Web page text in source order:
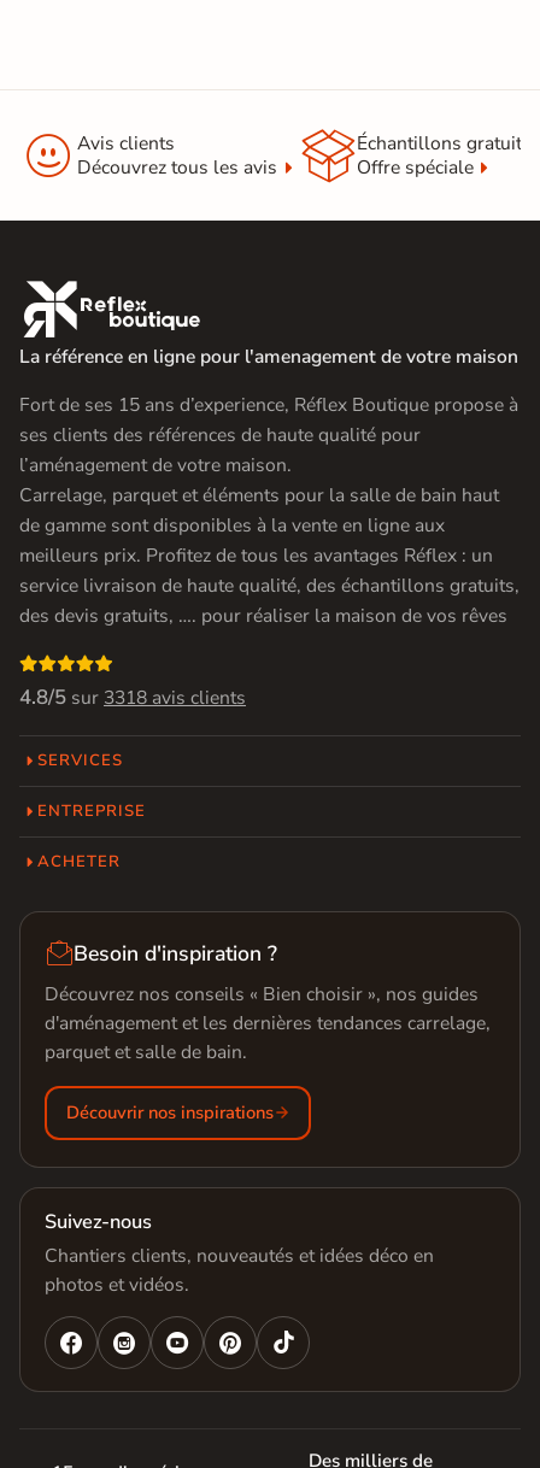
 Avis clients
Découvrez tous les avis
Échantillons gratuit
Offre spéciale

La référence en ligne pour l'amenagement de votre maison
Fort de ses 15 ans d’experience, Réflex Boutique propose à
ses clients des références de haute qualité pour
l’aménagement de votre maison.
Carrelage, parquet et éléments pour la salle de bain haut
de gamme sont disponibles à la vente en ligne aux
meilleurs prix. Profitez de tous les avantages Réflex : un
service livraison de haute qualité, des échantillons gratuits,
des devis gratuits, …. pour réaliser la maison de vos rêves

4.8/5 sur 3318 avis clients
SERVICES
ENTREPRISE
ACHETER
Besoin d'inspiration ?
Découvrez nos conseils « Bien choisir », nos guides
d'aménagement et les dernières tendances carrelage,
parquet et salle de bain.
Découvrir nos inspirations
Suivez-nous
Chantiers clients, nouveautés et idées déco en
photos et vidéos.
   
Des milliers de